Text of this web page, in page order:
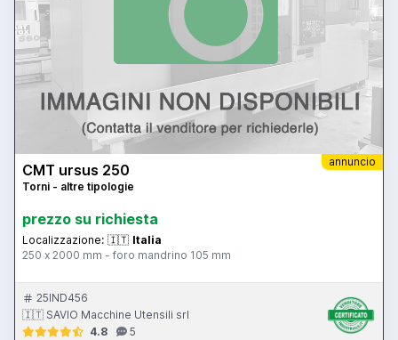
annuncio
CMT ursus 250
Torni - altre tipologie
prezzo su richiesta
Localizzazione: 🇮🇹 Italia
250 x 2000 mm - foro mandrino 105 mm
25IND456
🇮🇹 SAVIO Macchine Utensili srl
4.8
5